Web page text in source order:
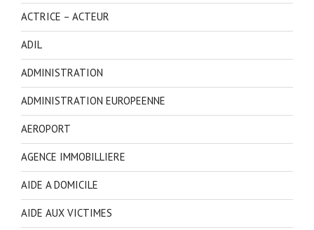
ACTRICE – ACTEUR
ADIL
ADMINISTRATION
ADMINISTRATION EUROPEENNE
AEROPORT
AGENCE IMMOBILLIERE
AIDE A DOMICILE
AIDE AUX VICTIMES